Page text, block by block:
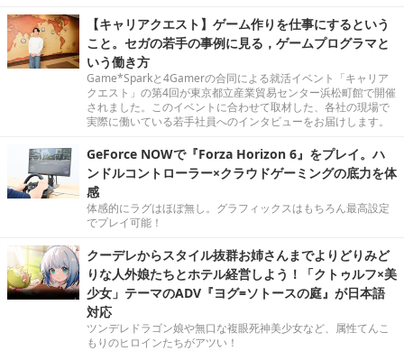
【キャリアクエスト】ゲーム作りを仕事にするという
こと。セガの若手の事例に見る，ゲームプログラマと
いう働き方
Game*Sparkと4Gamerの合同による就活イベント「キャリア
クエスト」の第4回が東京都立産業貿易センター浜松町館で開催
されました。このイベントに合わせて取材した、各社の現場で
実際に働いている若手社員へのインタビューをお届けします。
GeForce NOWで『Forza Horizon 6』をプレイ。ハ
ンドルコントローラー×クラウドゲーミングの底力を体
感
体感的にラグはほぼ無し。グラフィックスはもちろん最高設定
でプレイ可能！
クーデレからスタイル抜群お姉さんまでよりどりみど
りな人外娘たちとホテル経営しよう！「クトゥルフ×美
少女」テーマのADV『ヨグ=ソトースの庭』が日本語
対応
ツンデレドラゴン娘や無口な複眼死神美少女など、属性てんこ
もりのヒロインたちがアツい！